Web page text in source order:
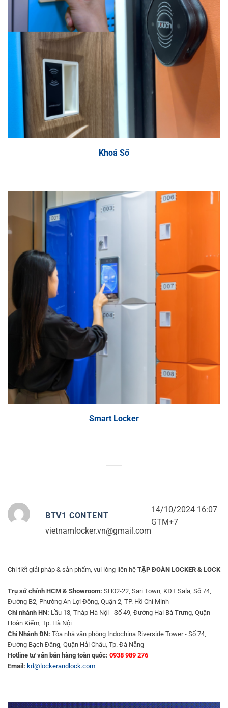
Khoá Số
Smart Locker
BTV1 CONTENT
vietnamlocker.vn@gmail.com
14/10/2024 16:07
GTM+7
Chi tiết giải pháp & sản phẩm, vui lòng liên hệ TẬP ĐOÀN LOCKER & LOCK
Trụ sở chính HCM & Showroom: SH02-22, Sari Town, KĐT Sala, Số 74,
Đường B2, Phường An Lợi Đông, Quận 2, TP. Hồ Chí Minh
Chi nhánh HN: Lầu 13, Tháp Hà Nội - Số 49, Đường Hai Bà Trưng, Quận
Hoàn Kiếm, Tp. Hà Nội
Chi Nhánh ĐN: Tòa nhà văn phòng Indochina Riverside Tower - Số 74,
Đường Bạch Đằng, Quận Hải Châu, Tp. Đà Nẵng
Hotline tư vấn bán hàng toàn quốc: 0938 989 276
Email: kd@lockerandlock.com